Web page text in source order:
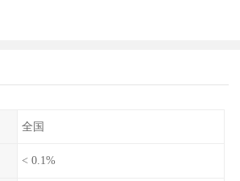
全国
< 0.1%